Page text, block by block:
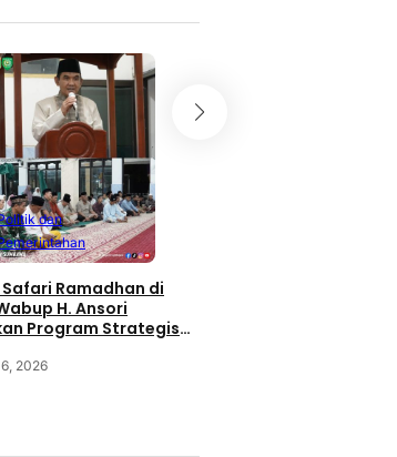
dan
Ramadhan di
H. Ansori
Program Strategis
2026